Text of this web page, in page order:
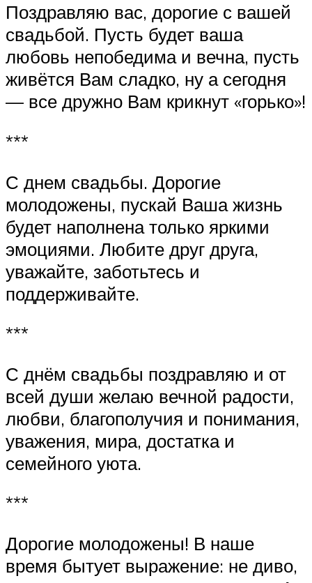
Поздравляю вас, дорогие с вашей
свадьбой. Пусть будет ваша
любовь непобедима и вечна, пусть
живётся Вам сладко, ну а сегодня
— все дружно Вам крикнут «горько»!
***
С днем свадьбы. Дорогие
молодожены, пускай Ваша жизнь
будет наполнена только яркими
эмоциями. Любите друг друга,
уважайте, заботьтесь и
поддерживайте.
***
С днём свадьбы поздравляю и от
всей души желаю вечной радости,
любви, благополучия и понимания,
уважения, мира, достатка и
семейного уюта.
***
Дорогие молодожены! В наше
время бытует выражение: не диво,